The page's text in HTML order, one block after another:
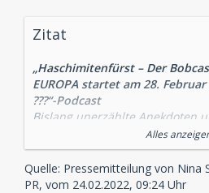
Zitat
„Haschimitenfürst – Der
EUROPA startet am 28.
???“-Podcast
Bislang unerzählte Anekdoten
Andreas Fröhlich und Kai
Hamburg, 24. Februar 2022.
Archiv: Bob Andrews! Am
Alles
Quelle: Pressemitteilung von Nina
PR, vom 24.02.2022, 09:24 Uhr